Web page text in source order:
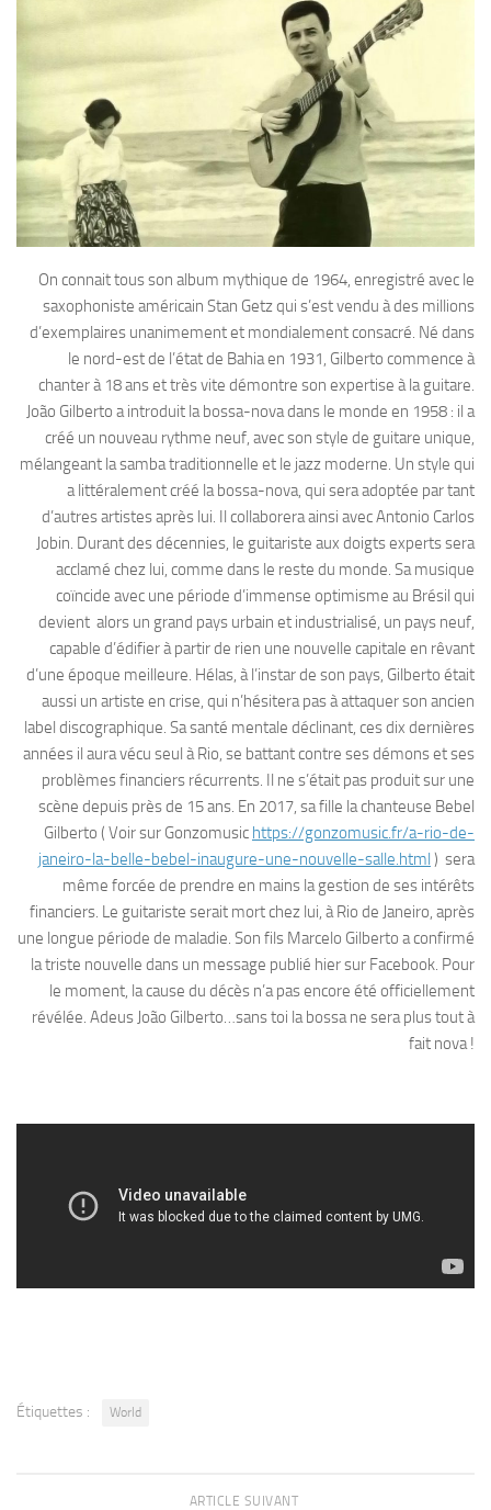
On connait tous son album mythique de 1964, enregistré avec le
saxophoniste américain Stan Getz qui s’est vendu à des millions
d’exemplaires unanimement et mondialement consacré. Né dans
le nord-est de l’état de Bahia en 1931, Gilberto commence à
chanter à 18 ans et très vite démontre son expertise à la guitare.
João Gilberto a introduit la bossa-nova dans le monde en 1958 : il a
créé un nouveau rythme neuf, avec son style de guitare unique,
mélangeant la samba traditionnelle et le jazz moderne. Un style qui
a littéralement créé la bossa-nova, qui sera adoptée par tant
d’autres artistes après lui. Il collaborera ainsi avec Antonio Carlos
Jobin. Durant des décennies, le guitariste aux doigts experts sera
acclamé chez lui, comme dans le reste du monde. Sa musique
coïncide avec une période d’immense optimisme au Brésil qui
devient alors un grand pays urbain et industrialisé, un pays neuf,
capable d’édifier à partir de rien une nouvelle capitale en rêvant
d’une époque meilleure. Hélas, à l’instar de son pays, Gilberto était
aussi un artiste en crise, qui n’hésitera pas à attaquer son ancien
label discographique. Sa santé mentale déclinant, ces dix dernières
années il aura vécu seul à Rio, se battant contre ses démons et ses
problèmes financiers récurrents. Il ne s’était pas produit sur une
scène depuis près de 15 ans. En 2017, sa fille la chanteuse Bebel
Gilberto ( Voir sur Gonzomusic https://gonzomusic.fr/a-rio-de-
janeiro-la-belle-bebel-inaugure-une-nouvelle-salle.html ) sera
même forcée de prendre en mains la gestion de ses intérêts
financiers. Le guitariste serait mort chez lui, à Rio de Janeiro, après
une longue période de maladie. Son fils Marcelo Gilberto a confirmé
la triste nouvelle dans un message publié hier sur Facebook. Pour
le moment, la cause du décès n’a pas encore été officiellement
révélée. Adeus João Gilberto…sans toi la bossa ne sera plus tout à
fait nova !
Étiquettes : World
ARTICLE SUIVANT